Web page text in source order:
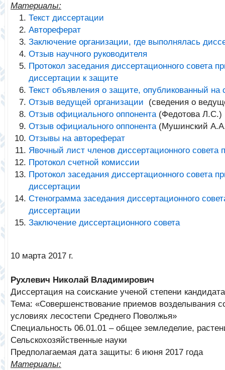
Материалы:
Текст диссертации
Автореферат
Заключение организации, где выполнялась
Отзыв научного руководителя
Протокол заседания диссертационного совета
диссертации к защите
Текст объявления о защите, опубликованный
Отзыв ведущей организации (сведения о
Отзыв официального оппонента(Федотова Л.С.)
Отзыв официального оппонента(Мушинский
Отзывы на автореферат
Явочный лист членов диссертационного совета
Протокол счетной комиссии
Протокол заседания диссертационного совета
диссертации
Стенограмма заседания диссертационного
диссертации
Заключение диссертационного совета
10 марта 2017 г.
Рухлевич Николай Владимирович
Диссертация на соискание ученой степени
Тема: «Совершенствование приемов возделывания
условиях лесостепи Среднего Поволжья»
Специальность 06.01.01 – общее земледелие,
Сельскохозяйственные науки
Предполагаемая дата защиты: 6 июня 2017 года
Материалы: